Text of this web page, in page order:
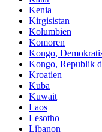
Kenia
Kirgisistan
Kolumbien
Komoren
Kongo,
Kongo, Republik
Kroatien
Kuba
Kuwait
Laos
Lesotho
Libanon